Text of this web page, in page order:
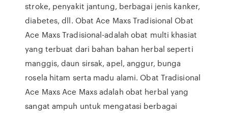
stroke, penyakit jantung, berbagai jenis kanker,
diabetes, dll. Obat Ace Maxs Tradisional Obat
Ace Maxs Tradisional-adalah obat multi khasiat
yang terbuat dari bahan bahan herbal seperti
manggis, daun sirsak, apel, anggur, bunga
rosela hitam serta madu alami. Obat Tradisional
Ace Maxs Ace Maxs adalah obat herbal yang
sangat ampuh untuk mengatasi berbagai